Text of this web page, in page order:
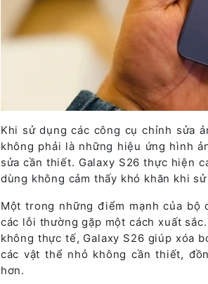
Khi sử dụng các công cụ chỉnh sửa
không phải là những hiệu ứng hình
sửa cần thiết. Galaxy S26 thực hiện
dùng không cảm thấy khó khăn khi
Một trong những điểm mạnh của bộ
các lỗi thường gặp một cách xuất
không thực tế, Galaxy S26 giúp xóa
các vật thể nhỏ không cần thiết,
hơn.